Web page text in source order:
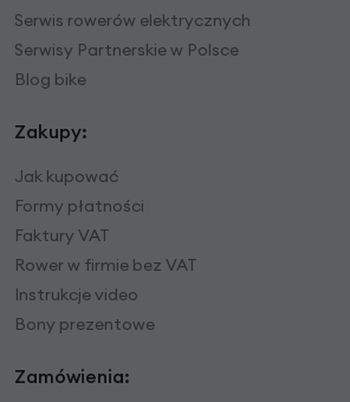
Serwis rowerów elektrycznych
Serwisy Partnerskie w Polsce
Blog bike
Zakupy:
Jak kupować
Formy płatności
Faktury VAT
Rower w firmie bez VAT
Instrukcje video
Bony prezentowe
Zamówienia: